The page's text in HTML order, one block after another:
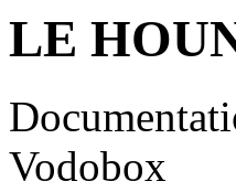
LE
Vodobox